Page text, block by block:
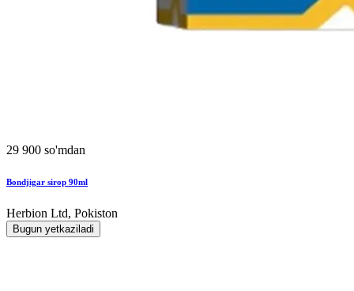
29 900 so'mdan
Bondjigar sirop 90ml
Herbion Ltd, Pokiston
Bugun yetkaziladi